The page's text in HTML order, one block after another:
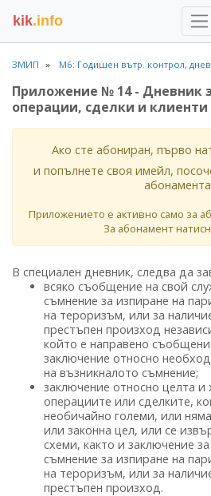
kik.info
ЗМИП М6: Годишен вътр. контрол,
Приложение № 14 - Дневник
операции, сделки и клиенти
Ако сте абониран, първо
и попълнете своя имейл,
Приложението е активно само за
За абонамент
В специален дневник, следва да
всяко съобщение на свой
съмнение за изпиране на
на тероризъм, или за
престъпен произход
който е направено
заключение относно
на възникналото съмнение;
заключение относно целта и
операциите или сделките,
необичайно големи, или
или законна цел, или се
схеми, както и заключение
съмнение за изпиране на
на тероризъм, или за
престъпен произход.